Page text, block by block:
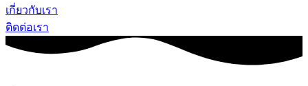
เกี่ยวกับเรา
ติดต่อเรา